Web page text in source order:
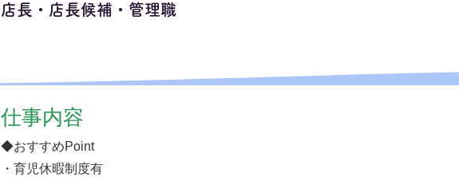
店長・店長候補・管理職
仕事内容
◆おすすめPoint
・育児休暇制度有